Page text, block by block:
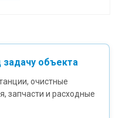
объекта
очистные
запчасти и расходные